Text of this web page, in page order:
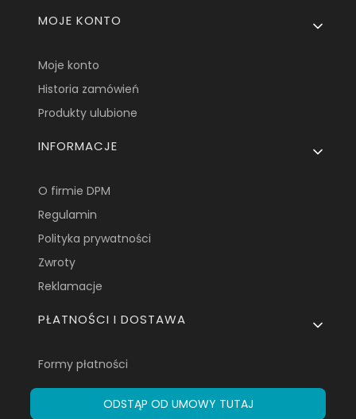
Linki w stopce
MOJE KONTO
Moje konto
Historia zamówień
Produkty ulubione
INFORMACJE
O firmie DPM
Regulamin
Polityka prywatności
Zwroty
Reklamacje
PŁATNOŚCI I DOSTAWA
Formy płatności
ODSTĄP OD UMOWY TUTAJ